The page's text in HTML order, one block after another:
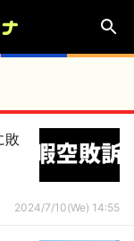
敗
2024/7/10(We) 14:55